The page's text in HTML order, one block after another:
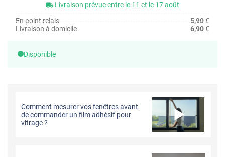
Livraison prévue entre le 11 et le 17 août
En point relais
5,90€
Livraison à domicile
6,90€
Disponible
Comment mesurer vos fenêtres avant
de commander un film adhésif pour
vitrage ?